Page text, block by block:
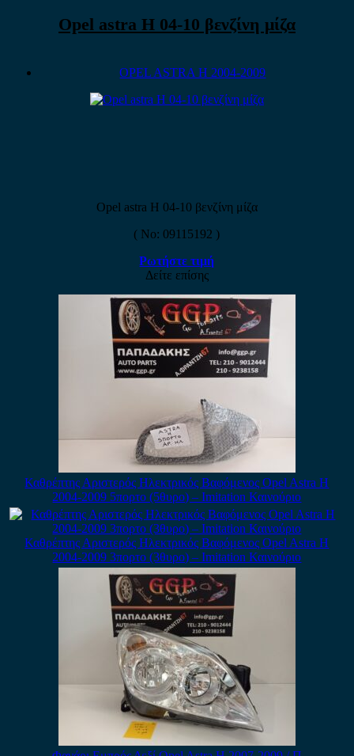
Opel astra H 04-10 βενζίνη μίζα
OPEL ASTRA H 2004-2009
Opel astra H 04-10 βενζίνη μίζα
( No: 09115192 )
Ρωτήστε τιμή
Δείτε επίσης
Καθρέπτης Αριστερός Ηλεκτρικός Βαφόμενος Opel Astra H
2004-2009 5πορτο (5θυρο) – Imitation Καινούριο
Καθρέπτης Αριστερός Ηλεκτρικός Βαφόμενος Opel Astra H
2004-2009 3πορτο (3θυρο) – Imitation Καινούριο